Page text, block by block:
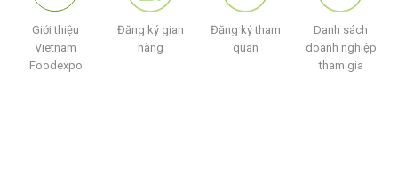
Giới thiệu
Vietnam
Foodexpo
Đăng ký gian
hàng
Đăng ký tham
quan
Danh sách
doanh nghiệp
tham gia